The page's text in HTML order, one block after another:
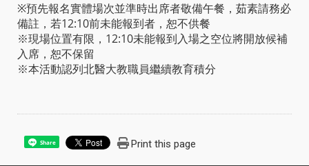
※預先報名實體場次並準時出席者敬備午餐，茹素請務必
備註，若12:10前未能報到者，恕不供餐
※現場位置有限，12:10未能報到入場之空位將開放候補
入席，恕不保留
※本活動認列北醫大教職員繼續教育積分
Share Print this page